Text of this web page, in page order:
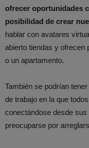
ofrecer oportunidades
posibilidad de crear
hablar con avatares
abierto tiendas y ofrecen
o un apartamento.
También se podrían
de trabajo en la que
conectándose desde
preocuparse por